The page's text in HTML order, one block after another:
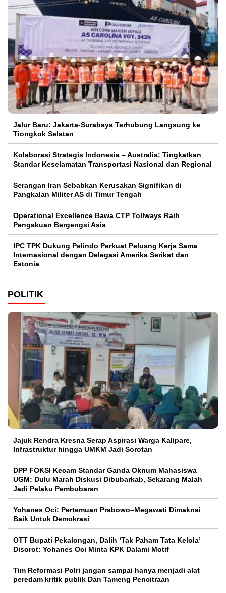
Jalur Baru: Jakarta-Surabaya Terhubung Langsung ke
Tiongkok Selatan
Kolaborasi Strategis Indonesia – Australia: Tingkatkan
Standar Keselamatan Transportasi Nasional dan Regional
Serangan Iran Sebabkan Kerusakan Signifikan di
Pangkalan Militer AS di Timur Tengah
Operational Excellence Bawa CTP Tollways Raih
Pengakuan Bergengsi Asia
IPC TPK Dukung Pelindo Perkuat Peluang Kerja Sama
Internasional dengan Delegasi Amerika Serikat dan
Estonia
POLITIK
Jajuk Rendra Kresna Serap Aspirasi Warga Kalipare,
Infrastruktur hingga UMKM Jadi Sorotan
DPP FOKSI Kecam Standar Ganda Oknum Mahasiswa
UGM: Dulu Marah Diskusi Dibubarkab, Sekarang Malah
Jadi Pelaku Pembubaran
Yohanes Oci: Pertemuan Prabowo–Megawati Dimaknai
Baik Untuk Demokrasi
OTT Bupati Pekalongan, Dalih ‘Tak Paham Tata Kelola’
Disorot: Yohanes Oci Minta KPK Dalami Motif
Tim Reformasi Polri jangan sampai hanya menjadi alat
peredam kritik publik Dan Tameng Pencitraan